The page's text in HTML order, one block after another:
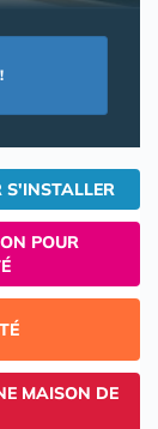
S'INSTALLER
POUR
MAISON DE